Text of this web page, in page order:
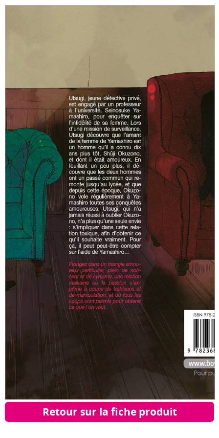
Retour sur la fiche produit